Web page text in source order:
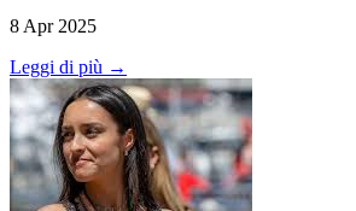
8 Apr 2025
Leggi di più →